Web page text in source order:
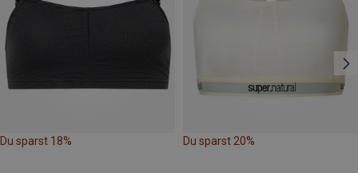
Du sparst 18% Du sparst 20%